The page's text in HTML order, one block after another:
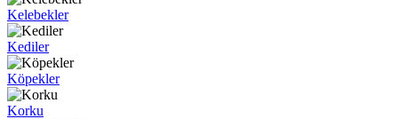
Kelebekler
Kediler
Köpekler
Korku